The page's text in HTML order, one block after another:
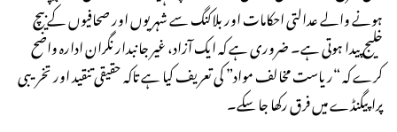
ہونے والے عدالتی احکامات اور بلاکنگ سے شہریوں اور صحافیوں کے بیچ
خلیج پیدا ہوتی ہے۔ ضروری ہے کہ ایک آزاد، غیر جانبدار نگران ادارہ واضح
کرے کہ “ریاست مخالف مواد” کی تعریف کیا ہے تاکہ حقیقی تنقید اور تخریبی
پراپیگنڈے میں فرق رکھا جا سکے۔